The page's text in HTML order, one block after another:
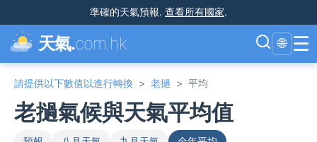
準確的天氣預報. 查看所有國家.
天氣.com.hk 🌐 ☰
請提供以下數值以進行轉換 > 老撾 > 平均
老撾氣候與天氣平均值